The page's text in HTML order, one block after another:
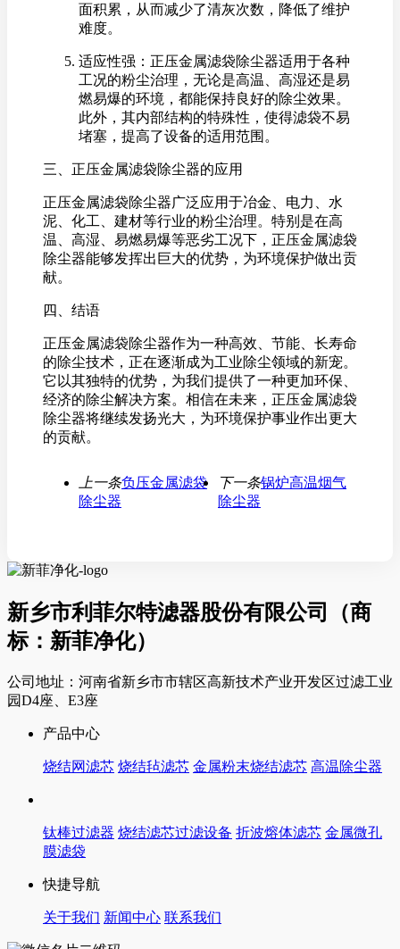
面积累，从而减少了清灰次数，降低了维护
难度。
适应性强：正压金属滤袋除尘器适用于各种
工况的粉尘治理，无论是高温、高湿还是易
燃易爆的环境，都能保持良好的除尘效果。
此外，其内部结构的特殊性，使得滤袋不易
堵塞，提高了设备的适用范围。
三、正压金属滤袋除尘器的应用
正压金属滤袋除尘器广泛应用于冶金、电力、水
泥、化工、建材等行业的粉尘治理。特别是在高
温、高湿、易燃易爆等恶劣工况下，正压金属滤袋
除尘器能够发挥出巨大的优势，为环境保护做出贡
献。
四、结语
正压金属滤袋除尘器作为一种高效、节能、长寿命
的除尘技术，正在逐渐成为工业除尘领域的新宠。
它以其独特的优势，为我们提供了一种更加环保、
经济的除尘解决方案。相信在未来，正压金属滤袋
除尘器将继续发扬光大，为环境保护事业作出更大
的贡献。
上一条负压金属滤袋
除尘器
下一条锅炉高温烟气
除尘器
新乡市利菲尔特滤器股份有限公司（商
标：新菲净化）
公司地址：河南省新乡市市辖区高新技术产业开发区过滤工业
园D4座、E3座
产品中心
烧结网滤芯 烧结毡滤芯 金属粉末烧结滤芯 高温除尘器
钛棒过滤器 烧结滤芯过滤设备 折波熔体滤芯 金属微孔
膜滤袋
快捷导航
关于我们 新闻中心 联系我们